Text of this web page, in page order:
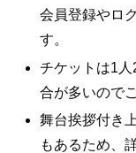
会員登録やロ
す。
チケットは1
合が多いので
舞台挨拶付き
もあるため、